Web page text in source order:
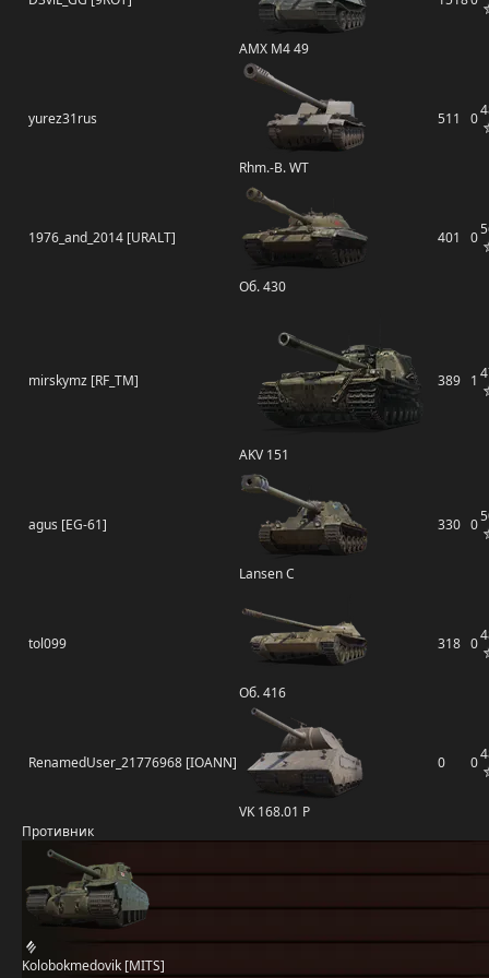
AMX M4 49
yurez31rus
Rhm.-B. WT
511 0
1976_and_2014 [URALT]
Об. 430
401 0
mirskymz [RF_TM]
AKV 151
389 1
agus [EG-61]
Lansen C
330 0
tol099
Об. 416
318 0
RenamedUser_21776968 [IOANN]
VK 168.01 P
0 0
Противник
Kolobokmedovik [MITS]